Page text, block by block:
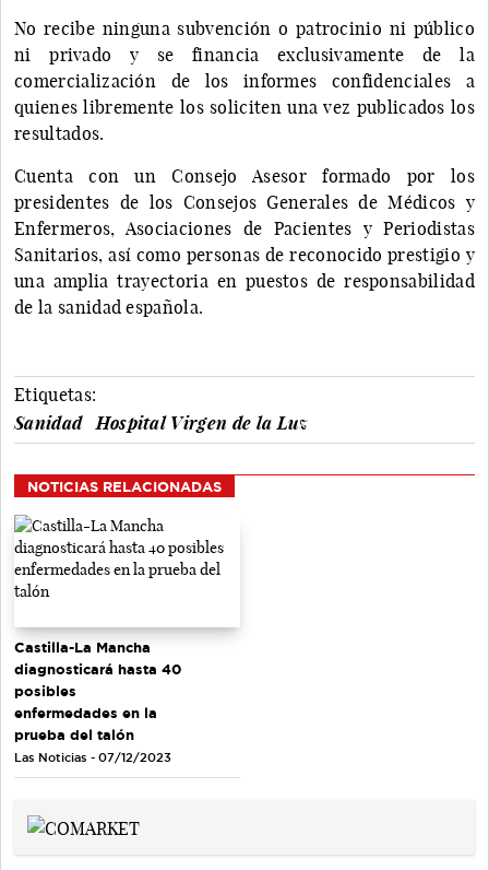
No recibe ninguna subvención o patrocinio ni público
ni privado y se financia exclusivamente de la
comercialización de los informes confidenciales a
quienes libremente los soliciten una vez publicados los
resultados.
Cuenta con un Consejo Asesor formado por los
presidentes de los Consejos Generales de Médicos y
Enfermeros, Asociaciones de Pacientes y Periodistas
Sanitarios, así como personas de reconocido prestigio y
una amplia trayectoria en puestos de responsabilidad
de la sanidad española.
Etiquetas:
Sanidad
Hospital Virgen de la Luz
NOTICIAS RELACIONADAS
Castilla-La Mancha
diagnosticará hasta 40
posibles
enfermedades en la
prueba del talón
Las Noticias - 07/12/2023